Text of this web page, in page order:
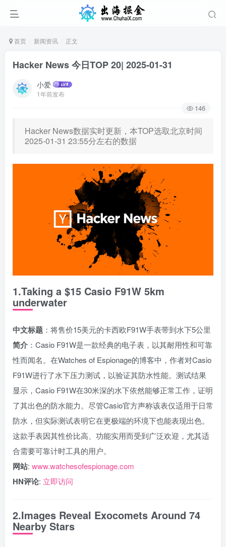
首页 新闻资讯 正文
Hacker News 今日TOP 20| 2025-01-31
小爱
1年前发布
146
Hacker News数据实时更新，本TOP选取北京时间
2025-01-31 23:55分左右的数据
1.Taking a $15 Casio F91W 5km
underwater
中文标题 ：将售价15美元的卡西欧F91W手表带到水下5公里
简介 ：Casio F91W是一款经典的电子表，以其耐用性和可靠
性而闻名。在Watches of Espionage的博客中，作者对Casio
F91W进行了水下压力测试，以验证其防水性能。测试结果
显示，Casio F91W在30米深的水下依然能够正常工作，证明
了其出色的防水能力。尽管Casio官方声称该表仅适用于日常
防水，但实际测试表明它在更极端的环境下也能表现出色。
这款手表因其性价比高、功能实用而受到广泛欢迎，尤其适
合需要可靠计时工具的用户。
网站: www.watchesofespionage.com
HN评论: 立即访问
2.Images Reveal Exocomets Around 74
Nearby Stars